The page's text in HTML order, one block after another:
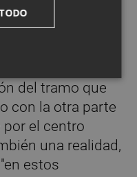
hacia la
con otras
edil.
del tramo que
con la otra parte
por el centro
una realidad,
estos